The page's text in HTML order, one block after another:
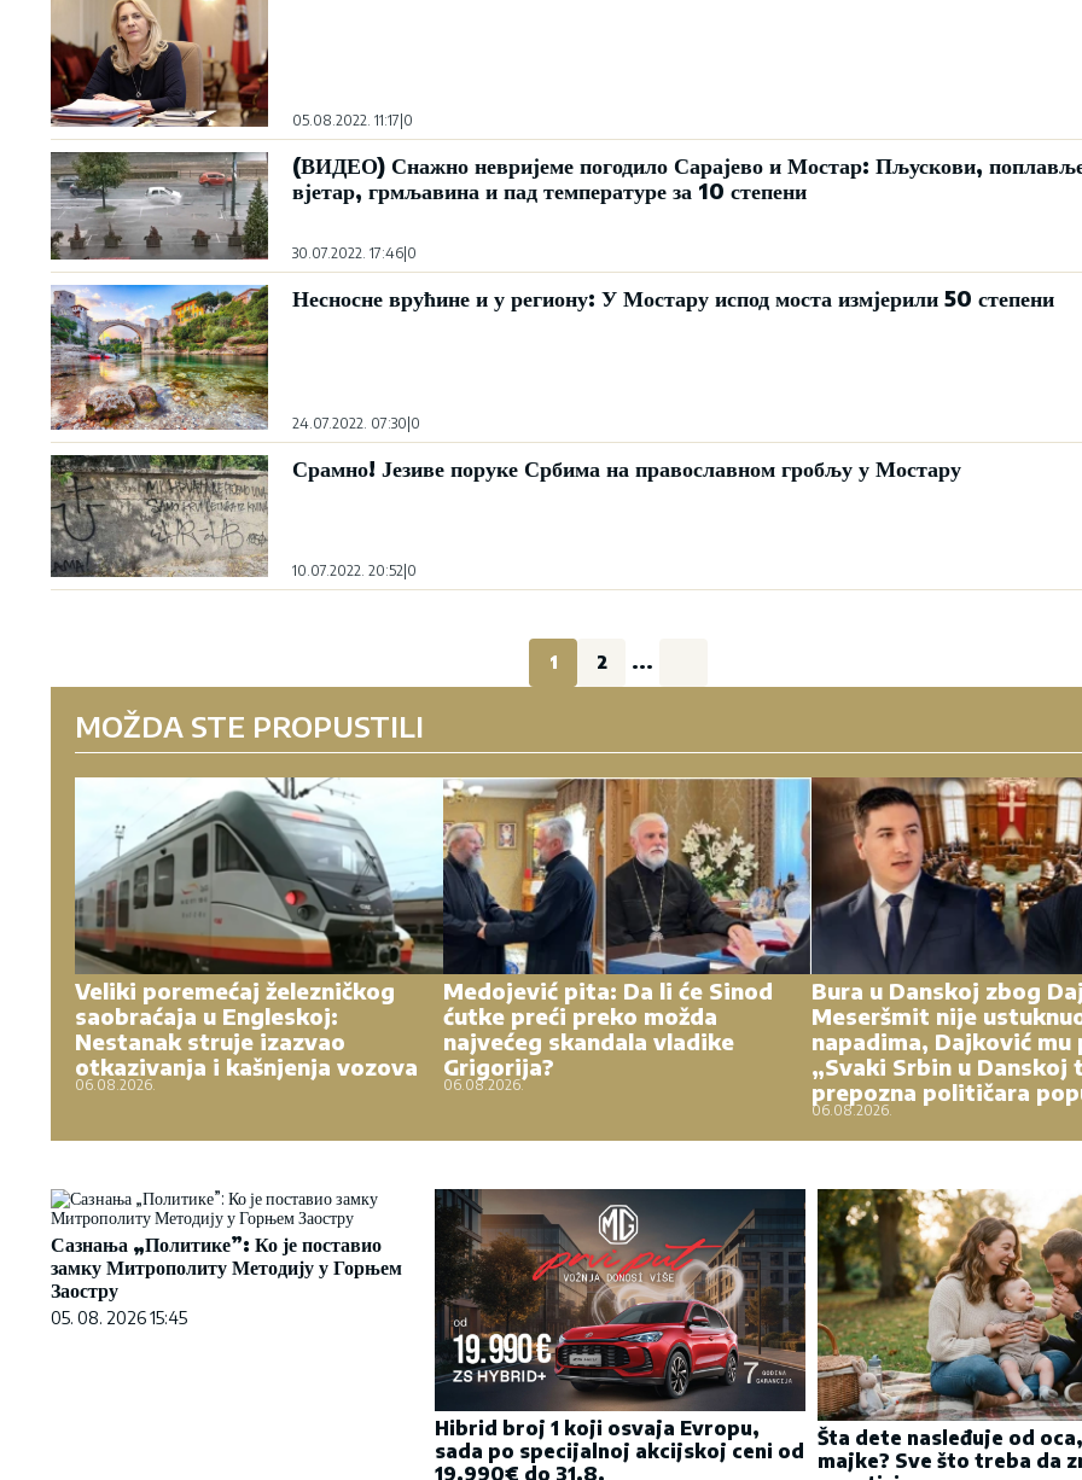
05.08.2022. 11:17 0
(ВИДЕО) Снажно невријеме погодило Сарајево и Мостар: Пљускови,
вјетар, грмљавина и пад температуре за 10 степени
30.07.2022. 17:46 0
Несносне врућине и у региону: У Мостару испод моста измјерили 50 степени
24.07.2022. 07:30|0
Срамно! Језиве поруке Србима на православном гробљу у Мостару
10.07.2022. 20:52|0
1 2 ...
MOŽDA STE PROPUSTILI
Veliki poremećaj železničkog
saobraćaja u Engleskoj:
Nestanak struje izazvao
otkazivanja i kašnjenja vozova
06.08.2026.
Medojević pita: Da li će Sinod
ćutke preći preko možda
najvećeg skandala vladike
Grigorija?
06.08.2026.
Bura u Danskoj zbog
Meseršmit nije
napadima, Dajković mu
„Svaki Srbin u Danskoj
prepozna političara
06.08.2026.
Сазнања „Политике”: Ко је поставио
замку Митрополиту Методију у Горњем
Заостру
05. 08. 2026 15:45
Hibrid broj 1 koji osvaja Evropu,
sada po specijalnoj akcijskoj ceni od
19.990€ do 31.8.
Šta dete nasleđuje od
majke? Sve što treba da